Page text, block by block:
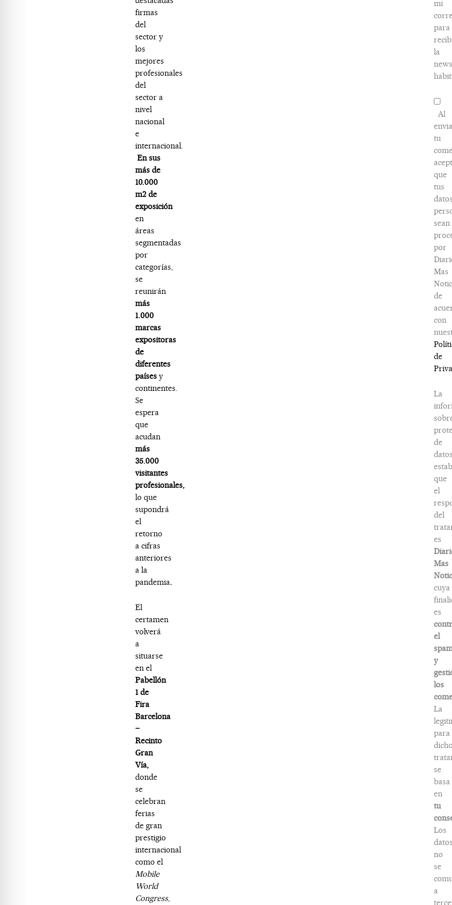
firmas
del
sector y
los
mejores
profesionales
del
sector a
nivel
nacional
e
internacional.
En sus
más de
10.000
m2 de
exposición
en
áreas
segmentadas
por
categorías,
se
reunirán
más
1.000
marcas
expositoras
de
diferentes
países y
continentes.
Se
espera
que
acudan
más
35.000
visitantes
profesionales,
lo que
supondrá
el
retorno
a cifras
anteriores
a la
pandemia.
El
certamen
volverá
a
situarse
en el
Pabellón
1 de
Fira
Barcelona
–
Recinto
Gran
Vía,
donde
se
celebran
ferias
de gran
prestigio
internacional
como el
Mobile
World
Congress,
mi
para
la
Al
tu
que
tus
datos
sean
por
Mas
de
con
de
La
de
datos
que
el
del
es
Mas
cuya
es
el
y
los
La
para
dicho
se
basa
en
tu
Los
datos
no
se
a